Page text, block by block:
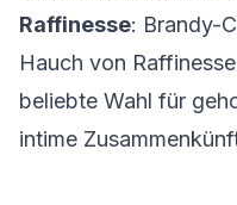
Raffinesse: Brandy-
Hauch von
beliebte Wahl für
intime